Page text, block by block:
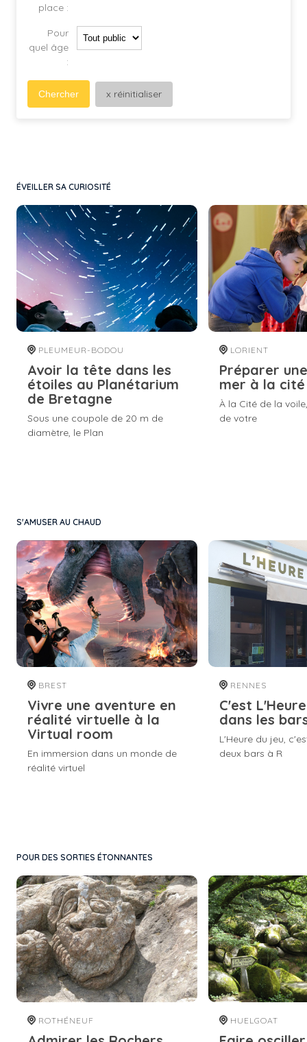
place :
Pour
quel âge
:
Chercher x réinitialiser
ÉVEILLER SA CURIOSITÉ
PLEUMEUR-BODOU
Avoir la tête dans les
étoiles au Planétarium
de Bretagne
Sous une coupole de 20 m de
diamètre, le Plan
LORIENT
Préparer
mer à la
À la Cité de la
de votre
S'AMUSER AU CHAUD
BREST
Vivre une aventure en
réalité virtuelle à la
Virtual room
En immersion dans un monde de
réalité virtuel
RENNES
C'est
dans les
L'Heure du jeu,
deux bars à R
POUR DES SORTIES ÉTONNANTES
ROTHÉNEUF HUELGOAT